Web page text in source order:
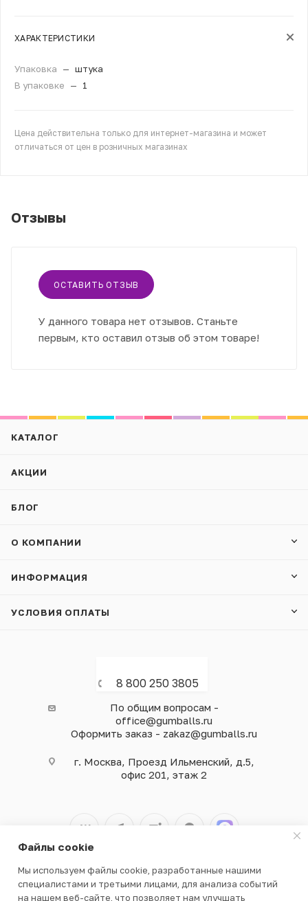
ХАРАКТЕРИСТИКИ
Упаковка — штука
В упаковке
— 1
Цена действительна только для интернет-магазина и может
отличаться от цен в розничных магазинах
Отзывы
ОСТАВИТЬ ОТЗЫВ
У данного товара нет отзывов. Станьте
первым, кто оставил отзыв об этом товаре!
КАТАЛОГ
АКЦИИ
БЛОГ
О КОМПАНИИ
ИНФОРМАЦИЯ
УСЛОВИЯ ОПЛАТЫ
8 800 250 3805
По общим вопросам -
office@gumballs.ru
Оформить заказ - zakaz@gumballs.ru
г. Москва, Проезд Ильменский, д.5,
офис 201, этаж 2
2026 © ООО «ВЕНДГАМ» © 2000-2025
Файлы cookie
Мы используем файлы cookie, разработанные нашими
специалистами и третьими лицами, для анализа событий
на нашем веб-сайте, что позволяет нам улучшать